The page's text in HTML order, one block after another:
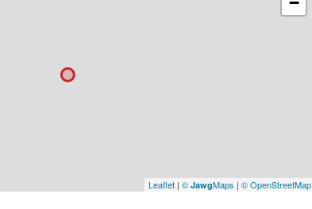
Leaflet | © JawgMaps | © OpenStreetMap